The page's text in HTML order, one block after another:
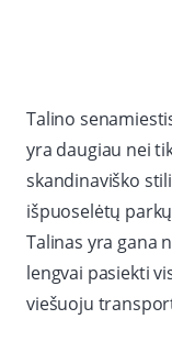
Talino
yra daugiau nei
skandinaviško
išpuoselėtų
Talinas yra gana
lengvai pasiekti
viešuoju